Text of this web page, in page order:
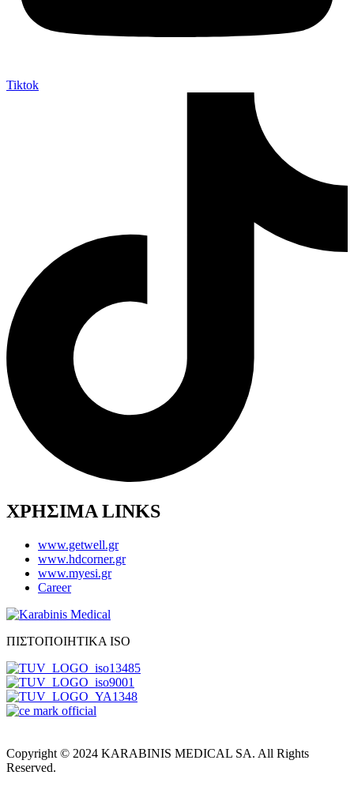
Tiktok
ΧΡΗΣΙΜΑ LINKS
www.getwell.gr
www.hdcorner.gr
www.myesi.gr
Career
ΠΙΣΤΟΠΟΙΗΤΙΚΑ ISO
Copyright © 2024 KARABINIS MEDICAL SA. All Rights
Reserved.